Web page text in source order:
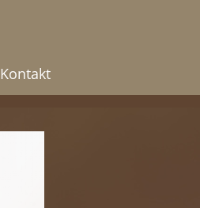
Kontakt